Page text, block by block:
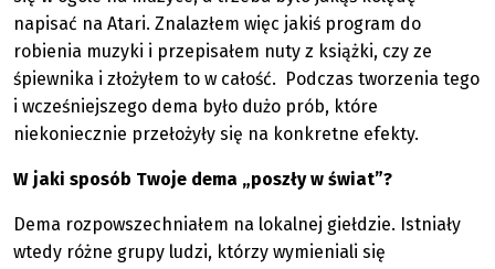
napisać na Atari. Znalazłem więc jakiś program do
robienia muzyki i przepisałem nuty z książki, czy ze
śpiewnika i złożyłem to w całość. Podczas tworzenia tego
i wcześniejszego dema było dużo prób, które
niekoniecznie przełożyły się na konkretne efekty.
W jaki sposób Twoje dema „poszły w świat”?
Dema rozpowszechniałem na lokalnej giełdzie. Istniały
wtedy różne grupy ludzi, którzy wymieniali się